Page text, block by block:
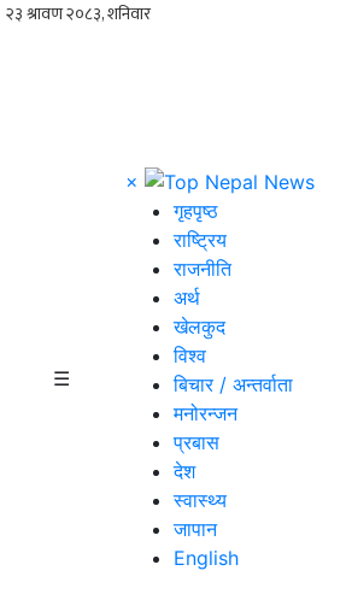
☰
×
गृहपृष्ठ
राष्ट्रिय
राजनीति
अर्थ
खेलकुद
विश्व
बिचार / अन्तर्वाता
मनोरन्जन
प्रबास
देश
स्वास्थ्य
जापान
English